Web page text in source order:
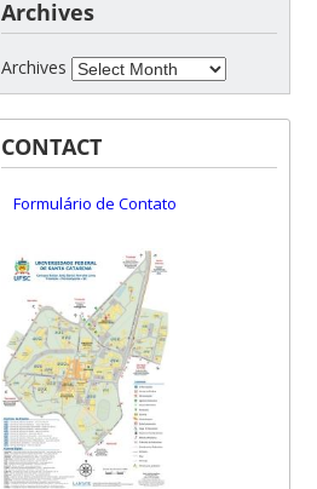
Archives
Archives
CONTACT
Formulário de Contato